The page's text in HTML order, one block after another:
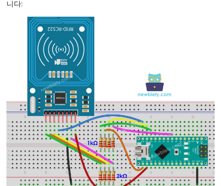
튼
튼
-
디
바
운
스
아
두
니다: